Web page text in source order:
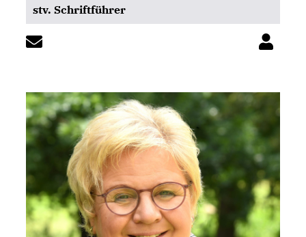
stv. Schriftführer